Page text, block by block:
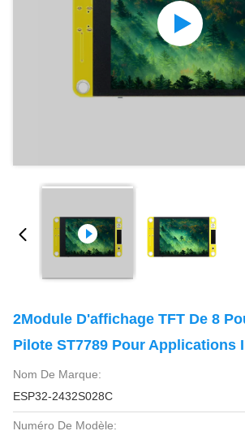
2Module D'affichage TFT De 8
Pilote ST7789 Pour Applications
Nom De Marque:
ESP32-2432S028C
Numéro De Modèle: